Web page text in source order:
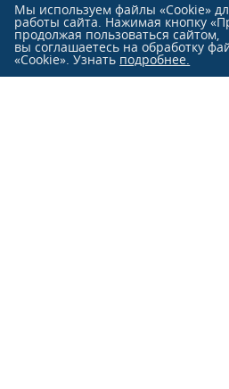
Мы используем файлы «Cookie»
работы сайта. Нажимая кнопку
продолжая пользоваться сайтом,
вы соглашаетесь на обработку
«Cookie». Узнать подробнее.